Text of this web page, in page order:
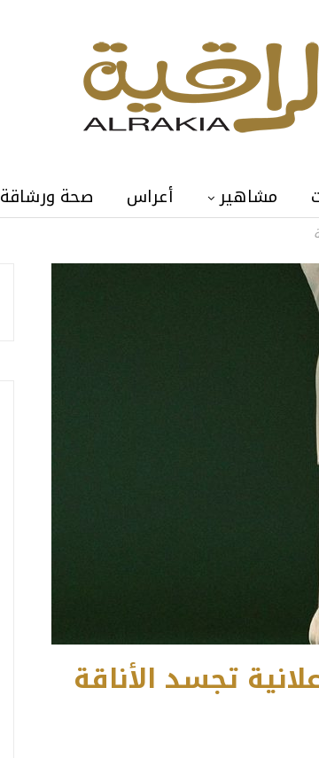
مشاهير أعراس صحة ورشاقة
تجسد الأناقة